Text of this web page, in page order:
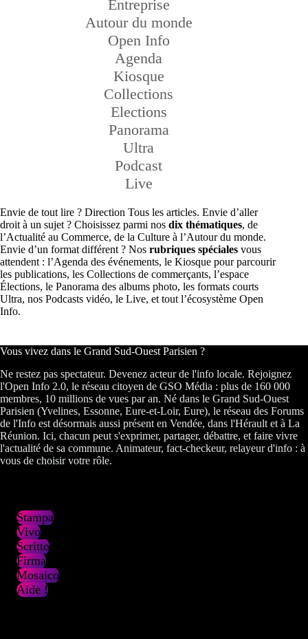
Entreprise
Autour du monde
Open Info
Agenda
Kiosque
Collections
Elections
Panorama
Ultra
Podcast
Live
Envie de tout lire ? Direction Tous les articles. Envie d’aller
droit à un sujet ? Choisissez parmi nos dix thématiques, de
l’Actualité au Commerce, de la Culture à l’Autour du monde.
Envie d’un format différent ? Nos rubriques spéciales vous
attendent : l’Agenda des événements, le Kiosque pour parcourir
les publications, les Collections de commerçants, l’espace
Élections, le Panorama des albums photo, les formats courts
Ultra, nos Podcasts vidéo, le Live, et tout l’écosystème Open
Info.
Vous vivez dans le Grand Sud-Ouest Parisien ?
Ne restez pas spectateur. Devenez acteur de l'info locale. Rejoignez
l'Open Info 2.0, le réseau citoyen de GSO Média : plus de 160 000
membres, 10 millions de vues par an. Né dans le Grand Sud-Ouest
Parisien (Yvelines, Essonne, Eure-et-Loir, Eure), le réseau des Forums
de l'Info est désormais aussi présent en Vendée, dans l'Hérault et à La
Réunion. Ici, chacun peut s'exprimer, partager, débattre, et faire vivre
l'actualité de sa commune. Animateur, fact-checkeur, relayeur d'info : à
vous de choisir votre rôle.
Stampa
Vivo
Scritto
Firma
Mosaico
Aide !